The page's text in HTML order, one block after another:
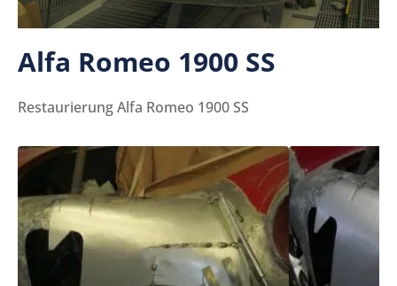
Alfa Romeo 1900 SS
Restaurierung Alfa Romeo 1900 SS